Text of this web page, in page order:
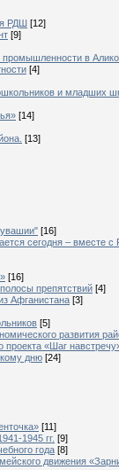
РДШ [12]
[9]
промышленности в
[4]
и младших
[14]
[13]
[16]
сегодня – вместе
[16]
препятствий [4]
Афганистана [3]
[5]
развития
проекта «Шаг
дню [24]
[11]
1945 гг. [9]
года [8]
движения